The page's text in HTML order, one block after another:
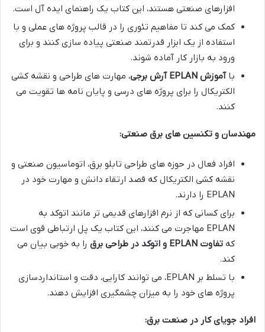
افزارهای صنعتی هستند، این کتاب یک راهنمای ایده آل است.
کمک می کند تا مفاهیم تئوری را در قالب پروژه های عملی و با
استفاده از یک ابزار قدرتمند صنعتی پیاده سازی کنند و برای
ورود به بازار کار آماده شوند.
باآموزش EPLAN آرش برجی
، مهارت های طراحی و نقشه کشی
الکتریکال را برای پروژه های درسی و پایان نامه ها تقویت می
کنند.
مهندسان و تکنسین های برق صنعتی:
افراد فعال در حوزه های طراحی تابلو برق، اتوماسیون صنعتی و
نقشه کشی الکتریکال که قصد ارتقاء دانش و مهارت خود در
EPLAN را دارند.
برای کسانی که از نرم افزارهای قدیمی تر مانند اتوکد به
EPLAN مهاجرت می کنند، این کتاب یک پل ارتباطی قوی است
که تفاوت EPLAN و اتوکد در طراحی برق
را به خوبی بیان می
کند.
با تسلط بر EPLAN، می توانند کارایی، دقت و استانداردسازی
پروژه های خود را به میزان چشمگیری افزایش دهند.
افراد جویای کار در صنعت برق: